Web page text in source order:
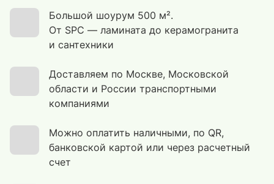
Большой шоурум 500 м².
От SPC — ламината до керамогранита
и сантехники
Доставляем по Москве, Московской
области и России транспортными
компаниями
Можно оплатить наличными, по QR,
банковской картой или через расчетный
счет